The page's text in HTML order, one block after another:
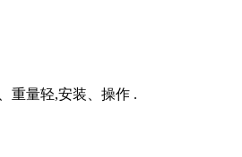
重量轻,安装、操作 .